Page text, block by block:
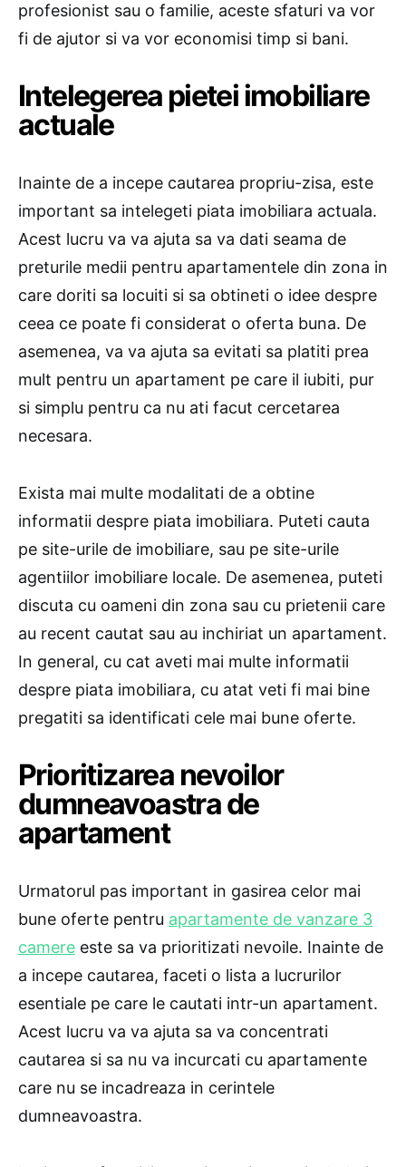
profesionist sau o familie, aceste sfaturi va vor
fi de ajutor si va vor economisi timp si bani.
Intelegerea pietei imobiliare
actuale
Inainte de a incepe cautarea propriu-zisa, este
important sa intelegeti piata imobiliara actuala.
Acest lucru va va ajuta sa va dati seama de
preturile medii pentru apartamentele din zona in
care doriti sa locuiti si sa obtineti o idee despre
ceea ce poate fi considerat o oferta buna. De
asemenea, va va ajuta sa evitati sa platiti prea
mult pentru un apartament pe care il iubiti, pur
si simplu pentru ca nu ati facut cercetarea
necesara.
Exista mai multe modalitati de a obtine
informatii despre piata imobiliara. Puteti cauta
pe site-urile de imobiliare, sau pe site-urile
agentiilor imobiliare locale. De asemenea, puteti
discuta cu oameni din zona sau cu prietenii care
au recent cautat sau au inchiriat un apartament.
In general, cu cat aveti mai multe informatii
despre piata imobiliara, cu atat veti fi mai bine
pregatiti sa identificati cele mai bune oferte.
Prioritizarea nevoilor
dumneavoastra de
apartament
Urmatorul pas important in gasirea celor mai
bune oferte pentru apartamente de vanzare 3
camere este sa va prioritizati nevoile. Inainte de
a incepe cautarea, faceti o lista a lucrurilor
esentiale pe care le cautati intr-un apartament.
Acest lucru va va ajuta sa va concentrati
cautarea si sa nu va incurcati cu apartamente
care nu se incadreaza in cerintele
dumneavoastra.